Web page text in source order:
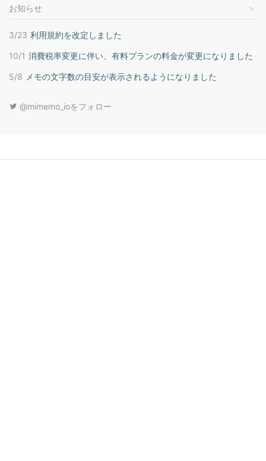
お知らせ
3/23 利用規約を改定しました
10/1 消費税率変更に伴い、有料プランの料金が変更になりました
5/8 メモの文字数の目安が表示されるようになりました
@mimemo_ioをフォロー